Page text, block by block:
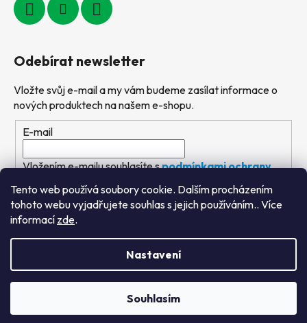
Tento web používá soubory cookie. Dalším procházením
tohoto webu vyjadřujete souhlas s jejich používáním.. Více
informací zde.
Nastavení
Souhlasím
Odebírat newsletter
Vložte svůj e-mail a my vám budeme zasílat informace o
nových produktech na našem e-shopu.
E-mail
Vložením e-mailu souhlasíte spodmínkami ochrany
osobních údajů
PŘIHLÁSIT SE
Vytvořil Shoptet&PekneWeby
Výtvarné hračky
vyhrazena.